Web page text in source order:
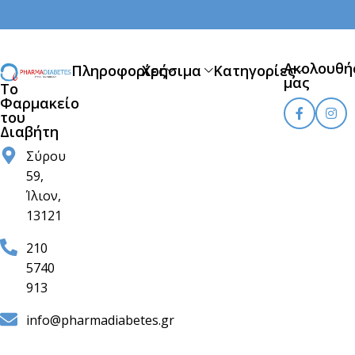
Το
Φαρμακείο
του
Διαβήτη
Σύρου
59,
Ίλιον,
13121
210
5740
913
info@pharmadiabetes.gr
ΠληροφορίεςΧρήσιμα Κατηγορίες
μας